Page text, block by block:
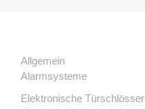
Allgemein
Alarmsysteme
Elektronische Türschlösser